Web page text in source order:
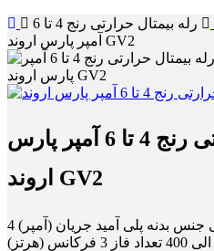
رله بیمتال حرارتی رنج 4 تا 6
آمپر پارس اروند GV2
رله بیمتال حرارتی رنج 4 تا 6 آمپر پارس
اروند GV2
ویژگی های فنی رنگ بدنه مشکی جنس بدنه پلی آمید جریان (آمپر) 4
الی 6 ولتاژ ورودی (ولت) 380 الی 400 تعداد فاز 3 فرکانس (هرتز)